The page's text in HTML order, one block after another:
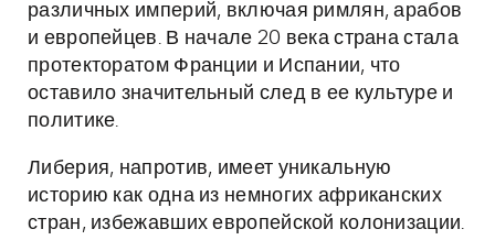
различных империй, включая римлян, арабов
и европейцев. В начале 20 века страна стала
протекторатом Франции и Испании, что
оставило значительный след в ее культуре и
политике.
Либерия, напротив, имеет уникальную
историю как одна из немногих африканских
стран, избежавших европейской колонизации.